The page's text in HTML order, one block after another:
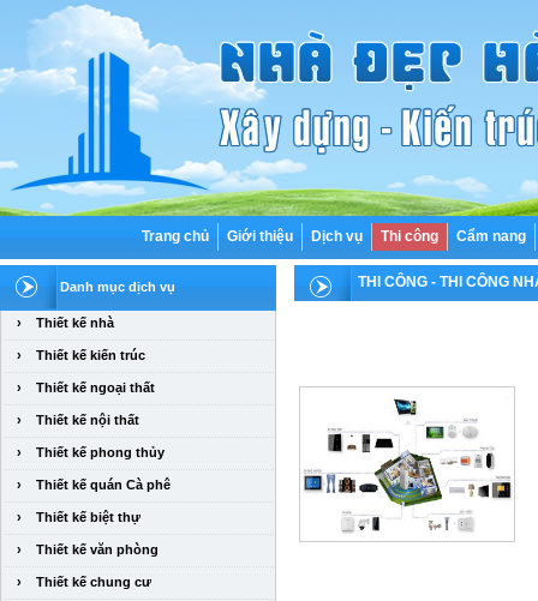
Trang chủ Giới thiệu Dịch vụ Thi công Cẩm nang
Danh mục dịch vụ
› Thiết kế nhà
› Thiết kế kiến trúc
› Thiết kế ngoại thất
› Thiết kế nội thất
› Thiết kế phong thủy
› Thiết kế quán Cà phê
› Thiết kế biệt thự
› Thiết kế văn phòng
› Thiết kế chung cư
THI CÔNG - THI CÔNG